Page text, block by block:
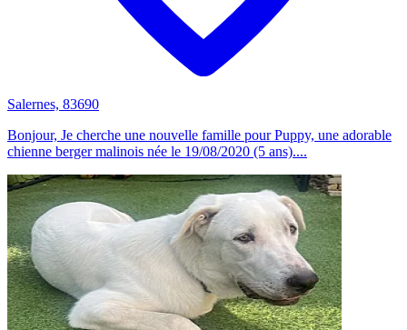
Salernes, 83690
Bonjour, Je cherche une nouvelle famille pour Puppy, une adorable
chienne berger malinois née le 19/08/2020 (5 ans)....